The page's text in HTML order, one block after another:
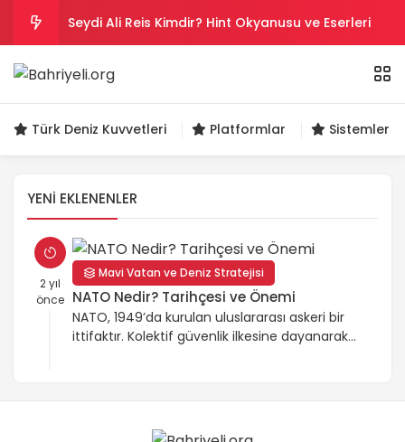
Seydi Ali Reis Kimdir? Hint Okyanusu ve Eserleri
Salih Reis Kimdir? Preveze, Cezayir ve Bicâye
Gazi Umur Bey Kimdir? Hayatı, Seferleri ve Ölümü
Turgut Reis Kimdir? Hayatı, Savaşları ve Ölümü
Türk Deniz Kuvvetleri Platformlar Sistemler
YENI EKLENENLER
2 yıl
önce
Mavi Vatan ve Deniz Stratejisi
NATO Nedir? Tarihçesi ve Önemi
NATO, 1949’da kurulan uluslararası askeri bir
ittifaktır. Kolektif güvenlik ilkesine dayanarak
önemli bir rol oynamaktadır.